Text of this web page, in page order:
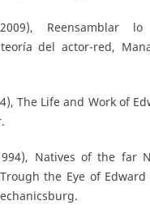
Reensamblar
del actor-red,
The Life and Work of
Natives of the far
the Eye of